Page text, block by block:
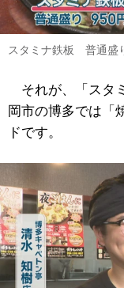
スタミナ鉄板 普通
それが、「スタ
岡市の博多では「
ドです。